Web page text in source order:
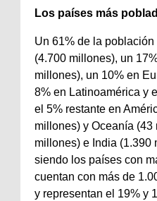
Los países más
Un 61% de la
(4.700 millones), un
millones), un 10% en
8% en Latinoamérica y
el 5% restante en
millones) y Oceanía
millones) e India (1.390
siendo los países con
cuentan con más de
y representan el 19% y